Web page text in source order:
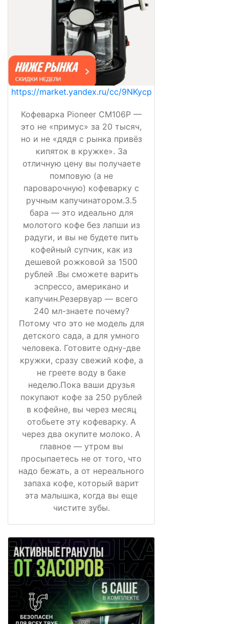
https://market.yandex.ru/cc/9NKycp
Кофеварка Pioneer CM106P —
это не «примус» за 20 тысяч,
но и не «дядя с рынка привёз
кипяток в кружке». За
отличную цену вы получаете
помповую (а не
пароварочную) кофеварку с
ручным капучинатором.3.5
бара — это идеально для
молотого кофе без лапши из
радуги, и вы не будете пить
кофейный супчик, как из
дешевой рожковой за 1500
рублей .Вы сможете варить
эспрессо, американо и
капучин.Резервуар — всего
240 мл-знаете почему?
Потому что это не модель для
детского сада, а для умного
человека. Готовите одну-две
кружки, сразу свежий кофе, а
не греете воду в баке
неделю.Пока ваши друзья
покупают кофе за 250 рублей
в кофейне, вы через месяц
отобьете эту кофеварку. А
через два окупите молоко. А
главное — утром вы
просыпаетесь не от того, что
надо бежать, а от нереального
запаха кофе, который варит
эта малышка, когда вы еще
чистите зубы.